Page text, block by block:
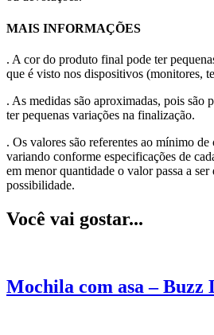
MAIS INFORMAÇÕES
. A cor do produto final pode ter
que é visto nos dispositivos (monitores,
. As medidas são aproximadas, pois são
ter pequenas variações na finalização.
. Os valores são referentes ao mínimo
variando conforme especificações de
em menor quantidade o valor passa a
possibilidade.
Você vai gostar...
Mochila com asa – Buzz